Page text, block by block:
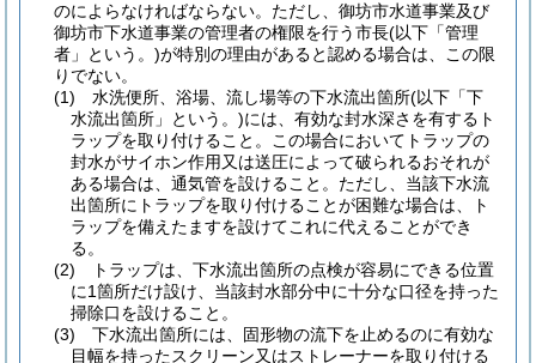
のによらなければならない。 ただし、御坊市水道事業及び
御坊市下水道事業の管理者の権限を行う市長(以下「管理
者」という。)が特別の理由があると認める場合は、この限
りでない。
(1)
水洗便所、浴場、流し場等の下水流出箇所(以下「下
水流出箇所」という。)には、有効な封水深さを有するト
ラップを取り付けること。
この場合においてトラップの
封水がサイホン作用又は送圧によって破られるおそれが
ある場合は、通気管を設けること。 ただし、当該下水流
出箇所にトラップを取り付けることが困難な場合は、ト
ラップを備えたますを設けてこれに代えることができ
る。
(2)
トラップは、下水流出箇所の点検が容易にできる位置
に1箇所だけ設け、当該封水部分中に十分な口径を持った
掃除口を設けること。
(3)
下水流出箇所には、固形物の流下を止めるのに有効な
目幅を持ったスクリーン又はストレーナーを取り付ける